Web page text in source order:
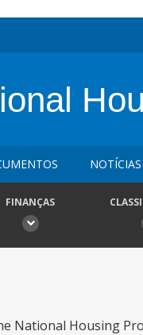
FINANÇAS
National Housing